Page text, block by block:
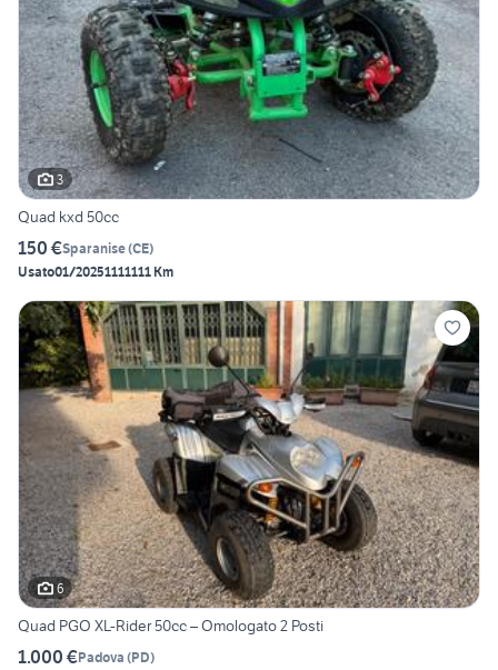
3
Quad kxd 50cc
150 €Sparanise(CE)
Usato01/20251111111 Km
6
Quad PGO XL-Rider 50cc – Omologato 2 Posti
1.000 €Padova (PD)